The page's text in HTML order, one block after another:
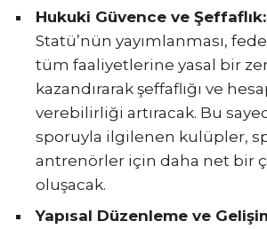
Hukuki Güvence ve Şeffaflık:
Statü’nün yayımlanması,
tüm faaliyetlerine yasal bir
kazandırarak şeffaflığı ve
verebilirliği artıracak. Bu
sporuyla ilgilenen kulüpler,
antrenörler için daha net bir
oluşacak.
Yapısal Düzenleme ve